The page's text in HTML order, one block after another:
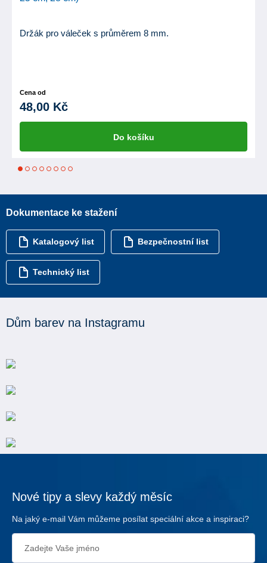
Držák pro váleček s průměrem 8 mm.
Cena od
48,00 Kč
Do košíku
1 2 3 4 5 6 7
Dokumentace ke stažení
Katalogový list Bezpečnostní list
Technický list
Dům barev na Instagramu
Nové tipy a slevy každý měsíc
Na jaký e-mail Vám můžeme posílat speciální akce a inspiraci?